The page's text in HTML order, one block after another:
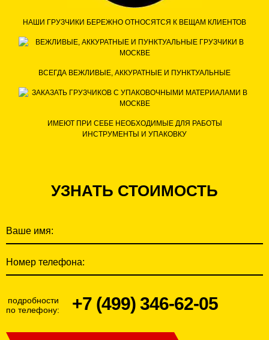
НАШИ ГРУЗЧИКИ БЕРЕЖНО ОТНОСЯТСЯ К ВЕЩАМ КЛИЕНТОВ
ВСЕГДА ВЕЖЛИВЫЕ, АККУРАТНЫЕ И ПУНКТУАЛЬНЫЕ
ИМЕЮТ ПРИ СЕБЕНЕОБХОДИМЫЕ ДЛЯ РАБОТЫ
ИНСТРУМЕНТЫ И УПАКОВКУ
УЗНАТЬ СТОИМОСТЬ
Ваше имя:
Номер телефона:
подробности
по телефону:
+7 (499) 346-62-05